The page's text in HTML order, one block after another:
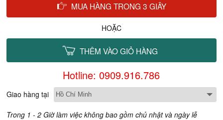
MUA HÀNG TRONG 3 GIÂY
HOẶC
THÊM VÀO GIỎ HÀNG
Hotline: 0909.916.786
Giao hàng tại
Trong 1 - 2 Giờ làm việc không bao gồm chủ nhật và ngày lễ